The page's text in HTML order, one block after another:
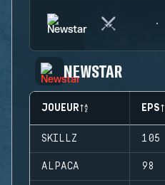
NEWSTAR
JOUEUR EPS
SKILLZ 105
ALPACA 98